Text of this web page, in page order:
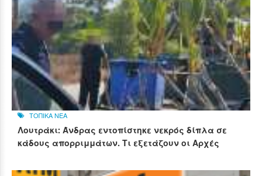
ΤΟΠΙΚΑ ΝΕΑ
Λουτράκι: Άνδρας εντοπίστηκε νεκρός δίπλα σε
κάδους απορριμμάτων. Τι εξετάζουν οι Αρχές